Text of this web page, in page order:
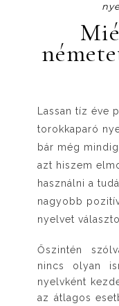
Lassan tíz éve
torokkaparó
bár még
azt hiszem
használni a
nagyobb
nyelvet
Őszintén
nincs olyan
nyelvként
az átlagos